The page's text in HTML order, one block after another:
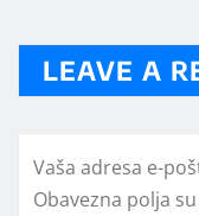
LEAVE A
Vaša adresa e-
Obavezna polja